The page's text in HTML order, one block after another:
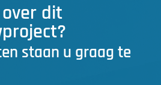
dit
staan u graag te